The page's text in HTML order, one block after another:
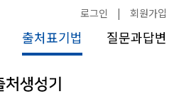
로그인 | 회원가입
출처표기법 질문과답변